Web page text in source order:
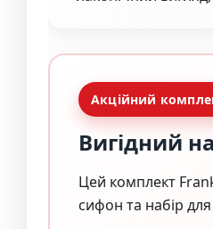
Акційний
Вигідний
Цей комплект
сифон та набір